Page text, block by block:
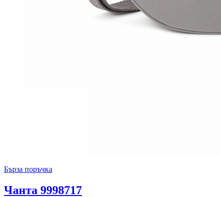
Бърза поръчка
Чанта 9998717